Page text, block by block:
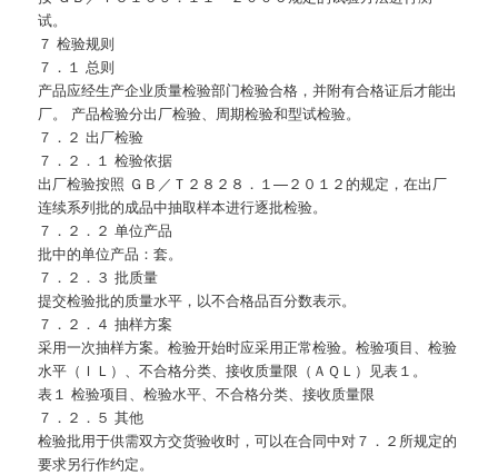
试。
７ 检验规则
７．１ 总则
产品应经生产企业质量检验部门检验合格，并附有合格证后才能出
厂。 产品检验分出厂检验、周期检验和型试检验。
７．２ 出厂检验
７．２．１ 检验依据
出厂检验按照 ＧＢ／Ｔ２８２８．１—２０１２的规定，在出厂
连续系列批的成品中抽取样本进行逐批检验。
７．２．２ 单位产品
批中的单位产品：套。
７．２．３ 批质量
提交检验批的质量水平，以不合格品百分数表示。
７．２．４ 抽样方案
采用一次抽样方案。检验开始时应采用正常检验。检验项目、检验
水平（ＩＬ）、不合格分类、接收质量限（ＡＱＬ）见表１。
表１ 检验项目、检验水平、不合格分类、接收质量限
７．２．５ 其他
检验批用于供需双方交货验收时，可以在合同中对７．２所规定的
要求另行作约定。